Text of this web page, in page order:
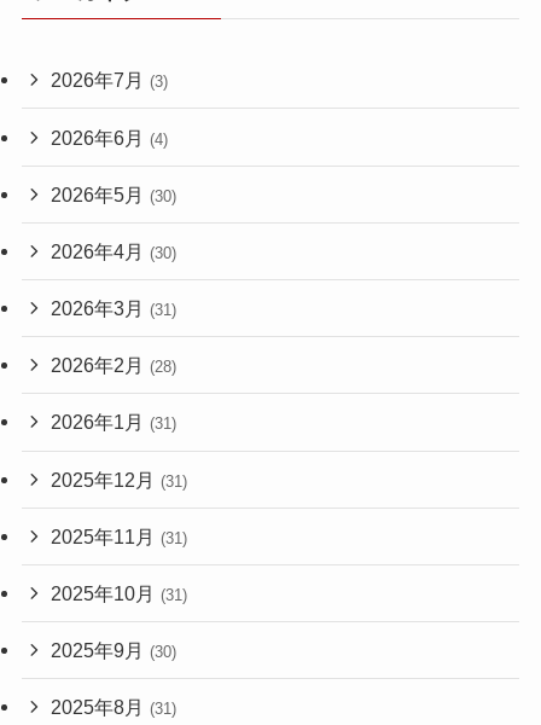
2026年7月 (3)
2026年6月 (4)
2026年5月 (30)
2026年4月 (30)
2026年3月 (31)
2026年2月 (28)
2026年1月 (31)
2025年12月 (31)
2025年11月 (31)
2025年10月 (31)
2025年9月 (30)
2025年8月 (31)